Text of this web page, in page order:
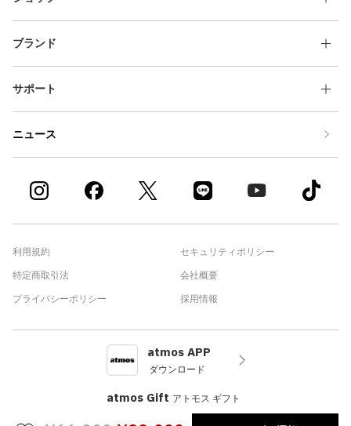
ブランド
サポート
ニュース
利用規約
特定商取引法
プライバシーポリシー
セキュリティポリシー
会社概要
採用情報
atmos APP
ダウンロード
atmos Gift アトモス ギフト